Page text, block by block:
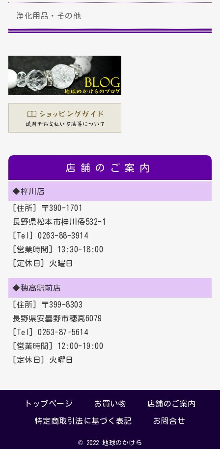
浄化用品・その他
店舗のご案内
◆梓川店
[住所] 〒390-1701
長野県松本市梓川倭532-1
[Tel] 0263-88-3914
[営業時間] 13:30-18:00
[定休日] 火曜日
◆穂高駅前店
[住所] 〒399-8303
長野県安曇野市穂高6079
[Tel] 0263-87-5614
[営業時間] 12:00-19:00
[定休日] 火曜日
トップページ お買い物 店舗のご案内
特定商取引法に基づく表記 お問合せ
地球のかけら